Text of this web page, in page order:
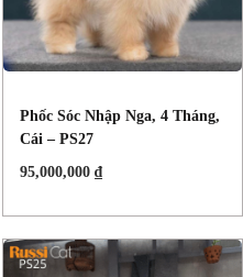
Phốc Sóc Nhập Nga, 4 Tháng,
Cái – PS27
95,000,000 ₫